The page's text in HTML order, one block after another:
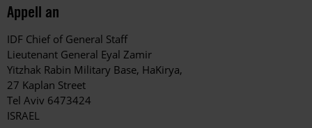
Appell an
IDF Chief of General Staff
Lieutenant General Eyal Zamir
Yitzhak Rabin Military Base, HaKirya,
27 Kaplan Street
Tel Aviv 6473424
ISRAEL